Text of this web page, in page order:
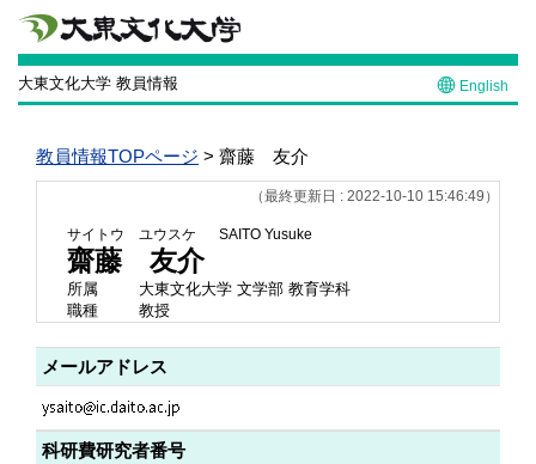
大東文化大学 教員情報 English
教員情報TOPページ > 齋藤 友介
（最終更新日 : 2022-10-10 15:46:49）
サイトウ ユウスケ SAITO Yusuke
齋藤 友介
所属
大東文化大学 文学部 教育学科
職種
教授
メールアドレス
科研費研究者番号